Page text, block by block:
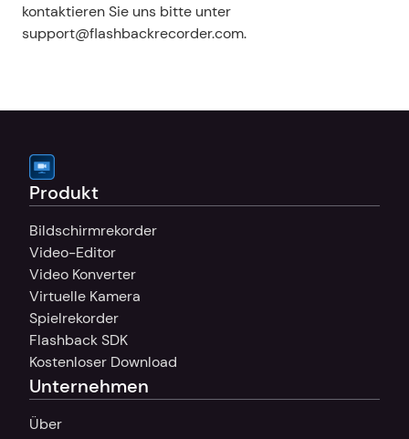
kontaktieren Sie uns bitte unter
support@flashbackrecorder.com.
Produkt
Bildschirmrekorder
Video-Editor
Video Konverter
Virtuelle Kamera
Spielrekorder
Flashback SDK
Kostenloser Download
Unternehmen
Über